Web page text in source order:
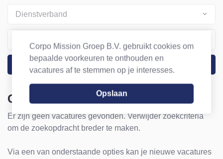
Dienstverband
Geen vacatures gevonden
Er zijn geen vacatures gevonden. Verwijder zoekcriteria
om de zoekopdracht breder te maken.
Via een van onderstaande opties kan je nieuwe vacatures
Corpo Mission Groep B.V. gebruikt cookies om
bepaalde voorkeuren te onthouden en
vacatures af te stemmen op je interesses.